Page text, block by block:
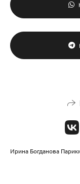
Ирина Богданова